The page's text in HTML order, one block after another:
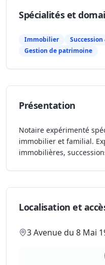
Spécialités et
Immobilier
Gestion de patrimoine
Présentation
Notaire expérimenté
immobilier et familial.
immobilières,
Localisation et
3 Avenue du 8 Mai